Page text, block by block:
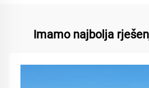
Imamo najbolja